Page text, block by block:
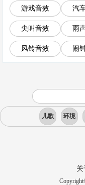
游戏音效 汽
尖叫音效 雨
风铃音效 闹
儿歌 环境
关
Copyright